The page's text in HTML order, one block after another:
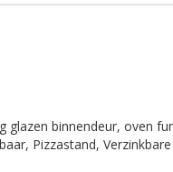
glazen binnendeur, oven
Pizzastand,